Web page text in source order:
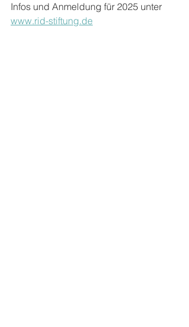
Infos und Anmeldung für 2025 unter
www.rid-stiftung.de